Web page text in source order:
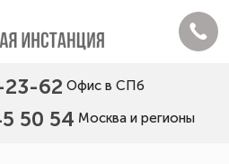
23-62 Офис в СПб
50 54 Москва и регионы